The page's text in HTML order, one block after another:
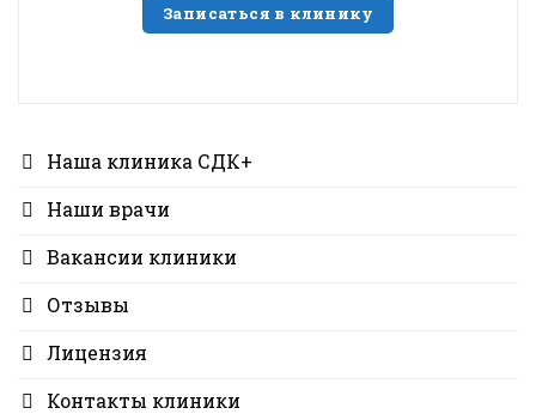
Записаться в клинику
Наша клиника СДК+
Наши врачи
Вакансии клиники
Отзывы
Лицензия
Контакты клиники